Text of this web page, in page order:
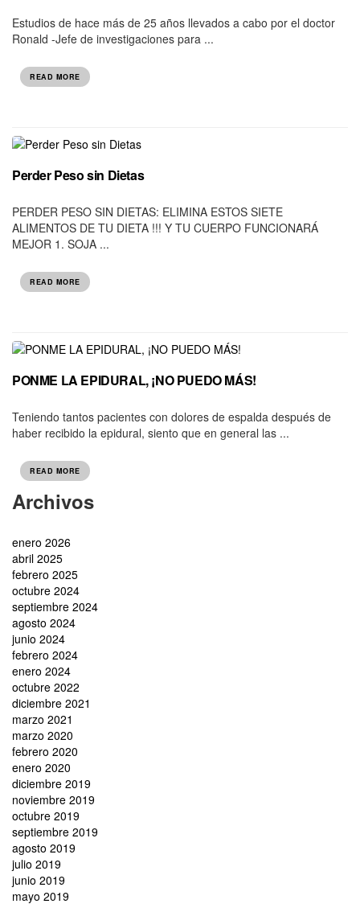
Estudios de hace más de 25 años llevados a cabo por el doctor
Ronald -Jefe de investigaciones para ...
READ MORE
Perder Peso sin Dietas
PERDER PESO SIN DIETAS: ELIMINA ESTOS SIETE
ALIMENTOS DE TU DIETA !!! Y TU CUERPO FUNCIONARÁ
MEJOR 1. SOJA ...
READ MORE
PONME LA EPIDURAL, ¡NO PUEDO MÁS!
Teniendo tantos pacientes con dolores de espalda después de
haber recibido la epidural, siento que en general las ...
READ MORE
Archivos
enero 2026
abril 2025
febrero 2025
octubre 2024
septiembre 2024
agosto 2024
junio 2024
febrero 2024
enero 2024
octubre 2022
diciembre 2021
marzo 2021
marzo 2020
febrero 2020
enero 2020
diciembre 2019
noviembre 2019
octubre 2019
septiembre 2019
agosto 2019
julio 2019
junio 2019
mayo 2019